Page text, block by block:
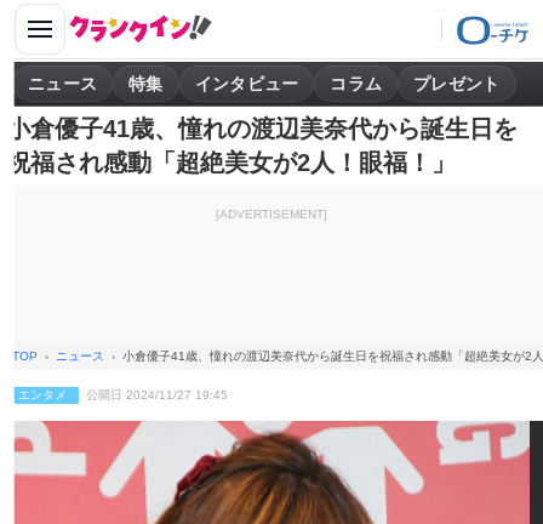
ニュース 特集 インタビュー コラム プレゼント
小倉優子41歳、憧れの渡辺美奈代から誕生日を
祝福され感動「超絶美女が2人！眼福！」
[ADVERTISEMENT]
TOP ニュース 小倉優子41歳、憧れの渡辺美奈代から誕生日を祝福され感動「超絶美女が2
エンタメ 公開日 2024/11/27 19:45